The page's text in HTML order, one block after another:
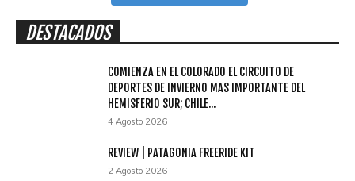
DESTACADOS
COMIENZA EN EL COLORADO EL CIRCUITO DE
DEPORTES DE INVIERNO MAS IMPORTANTE DEL
HEMISFERIO SUR; CHILE...
4 Agosto 2026
REVIEW | PATAGONIA FREERIDE KIT
2 Agosto 2026